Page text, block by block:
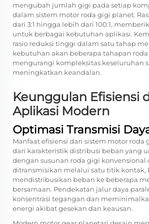
mengubah jumlah gigi pada setiap
dalam sistem motor roda gigi planet.
dari 3:1 hingga lebih dari 100:1,
untuk berbagai kebutuhan aplikasi.
rasio reduksi tinggi dalam satu tahap
kebutuhan akan beberapa tahapan
mengurangi kompleksitas keseluruhan
meningkatkan keandalan.
Keunggulan Efisiensi
Aplikasi Modern
Optimasi Transmisi
Manfaat efisiensi dari sistem motor roda
dari karakteristik distribusi beban yang
dengan susunan roda gigi konvensional
ditransmisikan melalui satu titik kontak,
mendistribusikan beban ke beberapa
bersamaan. Pendekatan jalur daya
konsentrasi tegangan dan
energi akibat gesekan dan keausan.